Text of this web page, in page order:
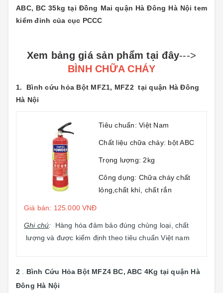
ABC, BC 35kg tại Đồng Mai quận Hà Đông Hà Nội tem
kiểm đỉnh của cục PCCC
Xem bảng giá sản phẩm tại đây--->
BÌNH CHỮA CHÁY
1.
Bình cứu hỏa Bột MFZ1, MFZ2 tại quận Hà Đông
Hà Nội
Tiêu chuẩn: Việt Nam
Chất liệu chữa cháy: bột ABC
Trọng lượng: 2kg
Công dụng: Chữa cháy chất
lỏng,chất khí, chất rắn
Giá bán: 125.000 VNĐ
Ghi chú: Hàng hóa đảm bảo đúng chủng loại, chất
lượng và được kiểm định theo tiêu chuẩn Việt nam
2 Bình Cứu Hỏa Bột MFZ4 BC, ABC 4Kg tại quận Hà
Đông Hà Nội